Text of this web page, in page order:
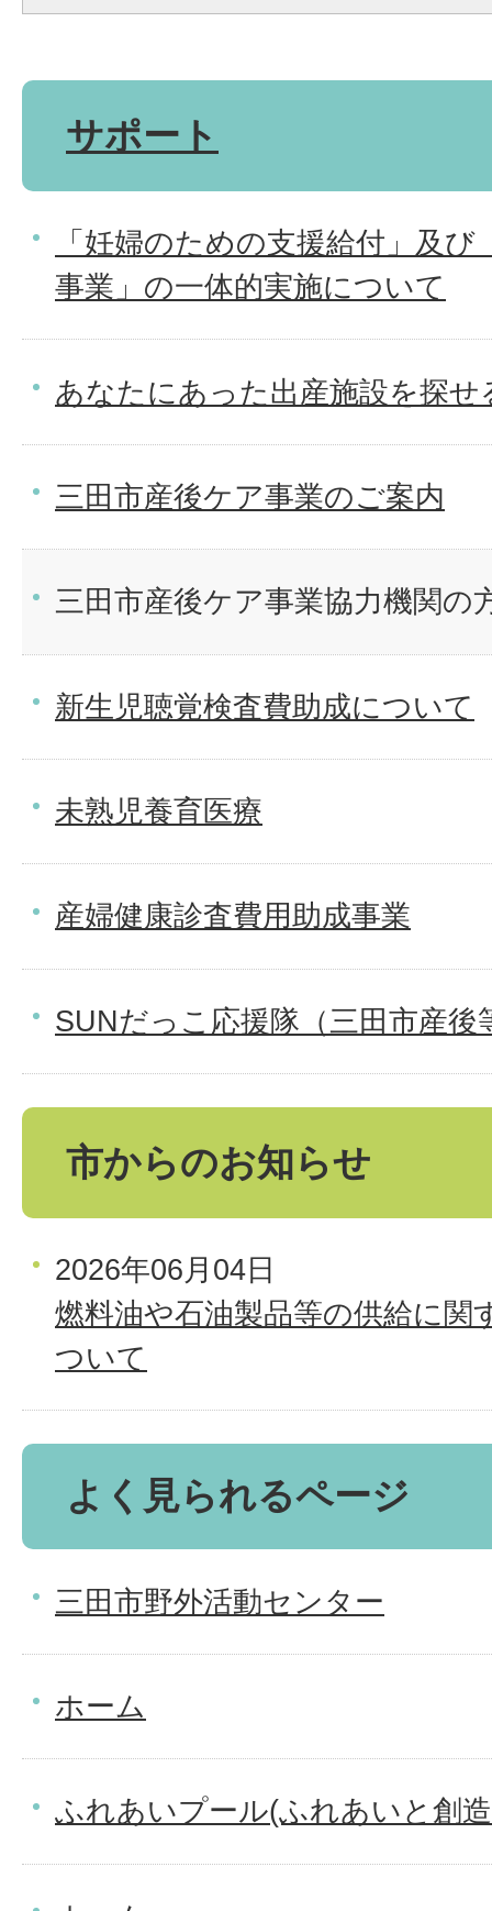
サポート
「妊婦のための支援給付」及
事業」の一体的実施について
あなたにあった出産施設を探
三田市産後ケア事業のご案内
三田市産後ケア事業協力機関の
新生児聴覚検査費助成について
未熟児養育医療
産婦健康診査費用助成事業
SUNだっこ応援隊（三田市産後
市からのお知らせ
2026年06月04日
燃料油や石油製品等の供給に関
ついて
よく見られるページ
三田市野外活動センター
ホーム
ふれあいプール(ふれあいと創